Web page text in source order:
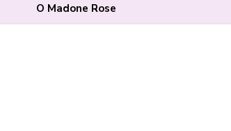
O Madone Rose